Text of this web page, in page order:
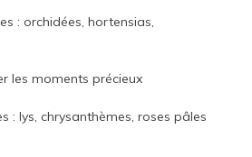
: orchidées, hortensias,
les moments précieux
: lys, chrysanthèmes, roses pâles